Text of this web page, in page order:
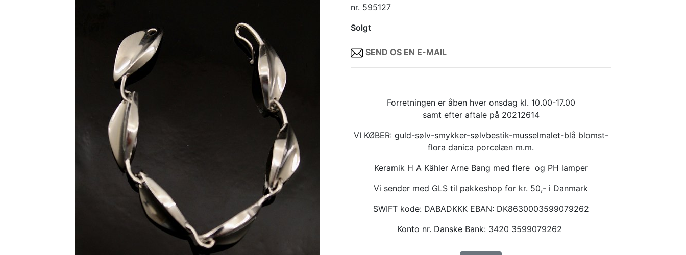
nr. 595127
Solgt
SEND OS EN E-MAIL
Forretningen er åben hver onsdag kl. 10.00-17.00
samt efter aftale på 20212614
VI KØBER: guld-sølv-smykker-sølvbestik-musselmalet-blå blomst-
flora danica porcelæn m.m.
Keramik H A Kähler Arne Bang med flere og PH lamper
Vi sender med GLS til pakkeshop for kr. 50,- i Danmark
SWIFT kode: DABADKKK EBAN: DK8630003599079262
Konto nr. Danske Bank: 3420 3599079262